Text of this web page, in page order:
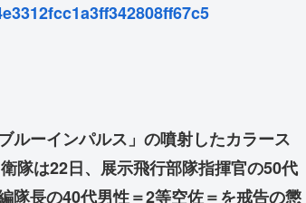
ルーインパルス」の噴射したカラース
隊は22日、展示飛行部隊指揮官の50代
隊長の40代男性＝2等空佐＝を戒告の懲